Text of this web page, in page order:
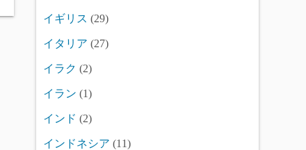
イギリス (29)
イタリア (27)
イラク (2)
イラン (1)
インド (2)
インドネシア (11)